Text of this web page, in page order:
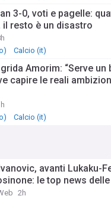
3-0, voti e pagelle:
resto è un disastro
Calcio (it)
Amorim: “Serve un
capire le reali
Calcio (it)
avanti Lukaku-
le top news
2h